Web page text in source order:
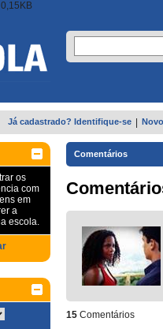
Já cadastrado? Identifique-se
os
com
em
a
escola.
Comentários
15 Comentários